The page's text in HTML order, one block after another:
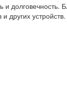
долговечность.
других устройств.